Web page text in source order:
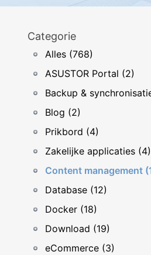
Categorie
Alles (768)
ASUSTOR Portal (2)
Backup &
Blog (2)
Prikbord (4)
Zakelijke applicaties (4)
Content management
Database (12)
Docker (18)
Download (19)
eCommerce (3)